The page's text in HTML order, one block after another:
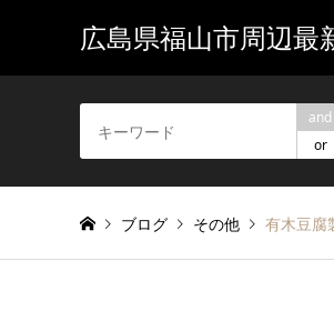
広島県福山市周辺最
and
or
ブログ その他 有木豆腐